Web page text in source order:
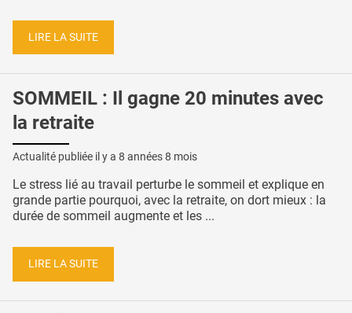
LIRE LA SUITE
SOMMEIL : Il gagne 20 minutes avec
la retraite
Actualité publiée il y a 8 années 8 mois
Le stress lié au travail perturbe le sommeil et explique en
grande partie pourquoi, avec la retraite, on dort mieux : la
durée de sommeil augmente et les ...
LIRE LA SUITE